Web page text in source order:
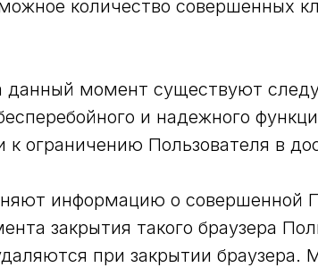
количество совершенных
данный момент существуют
и надежного
ограничению Пользователя в
информацию о совершенной
закрытия такого браузера
при закрытии браузера.